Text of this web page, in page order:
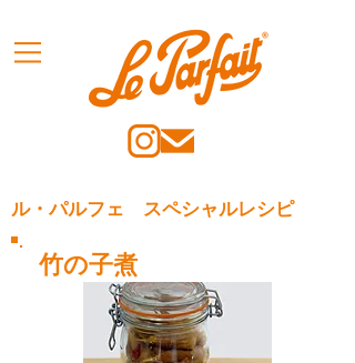
ル・パルフェ スペシャルレシピ
竹の子煮